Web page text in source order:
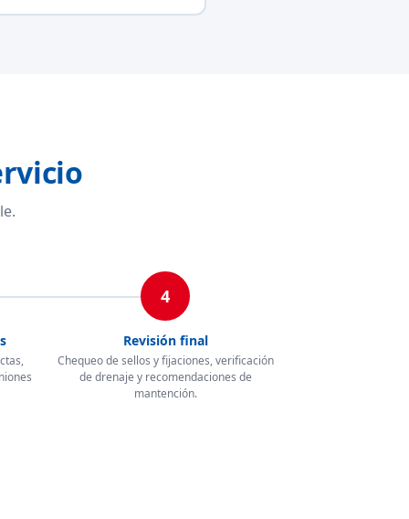
4
Revisión final
Chequeo de sellos y fijaciones, verificación
de drenaje y recomendaciones de
mantención.